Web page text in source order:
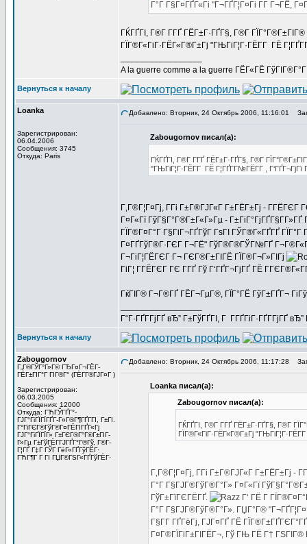
Г°Г Г§Г¤ГҐГ«Гі "Г¬ГҐГ¦Г¤Гі Г­Г Г¬ГЁ,
ГЌГҐГІ, Г®Г­ Г­ГҐ ГЁГ±Г·ГҐГ§, Г®Г­
ГЇГ®Г«ГіГ·ГЁГ«Г®Г±Гј "ГЊГіГ¦Г·ГЁГ­Г ГЁ
A la guerre comme a la guerre ГЁГ«ГЁ
Вернуться к началу
Loanka
Зарегистрирован:
06.04.2006
Сообщения: 3745
Откуда: Paris
Добавлено: Вторник, 24 Октябрь 2006, 11:16:01
Zabougornov писал(а):
ГЌГҐГІ, Г®Г­ Г­ГҐ ГЁГ±Г·ГҐГ§, Г®Г­
"ГЊГіГ¦Г·ГЁГ­Г ГЁ Г¦ГҐГ­Г№ГЁГ­Г , Г‘ГҐГ¬ГјГї
Г‚Г®Г¦Г¤Гј, Г­Гі Г±Г®ГЈГ«Г Г±ГЁГ±Гј -
Г¤Г«Гї ГўГ§Г°Г®Г±Г«Г»Гµ -
ГЇГ®Г¤Г°Г Г§ГіГ¬ГҐГўГ ГѕГІ ГЎГ®Г«ГҐГҐ
Г¤ГҐГўГ®Г·ГЄГ Г¬ГЁ" ГўГ®Г®ГЎГ№ГҐ
Г¬ГіГ¦ГЁГЄГ Г¬ ГЄГ®Г±ГІГЁ ГЇГ®Г¬Г»ГІГј
ГіГ¦ Г­ГЁГЄГ ГЄ Г­ГҐ Гў Г‘ГҐГ¬ГјГҐ ГЁ
ГќГІГ® Г¬Г®ГҐ ГЁГ¬ГµГ®, ГЇГ°ГЁ ГўГ±ГҐГ¬
Г“Г·ГҐГ­ГјГҐ вЂ” Г±ГўГҐГІ, Г Г­ГҐГіГ·ГҐГ­ГјГҐ
Вернуться к началу
Zabougornov
Г„Г®ГЎГ°Г»Г© ГЂГ¤Г¬ГЁГ­
ГЁГ±ГІГ°Г ГІГ®Г° (ГЁГ­Г®ГЈГ¤Г )
Зарегистрирован:
06.03.2005
Сообщения: 12000
Откуда: ГЋГЎГҐГ°-
ГЈГ°ГіГЇГЇГҐГ­-Г¤Г®Г¶ГҐГ­ГІ, Г±ГІ.
Г°ГіГЄГ®ГўГ®Г¤ГЁГІГҐГ«Гј
ГЈГ°ГіГЇГЇГ» Г±ГЄГ®Г°Г®Г±ГІГ­
Г»Гµ Г±ГўГЁГ­ГЈГҐГ°Г®Гў, Г®Г­
Г¦ГҐ Г‡Г ГЎГ ГёГ«ГҐГўГЁГ·
ГЋГ¶Г Г ГІ ГЏГ®ГЅГ«ГҐГўГЁГ·
Добавлено: Вторник, 24 Октябрь 2006, 11:17:28
Loanka писал(а):
Zabougornov писал(а):
ГЌГҐГІ, Г®Г­ Г­ГҐ ГЁГ±Г·ГҐГ§, Г®Г­
ГЇГ®Г«ГіГ·ГЁГ«Г®Г±Гј
Г‚Г®Г¦Г¤Гј, Г­Гі Г±Г®ГЈГ«Г Г±ГЁГ±Гј
Г°Г Г§ГЈГ®ГўГ®Г°Г» Г¤Г«Гї
ГўГ±ГїГЄГЁГҐ.
Г‘ ГЁ Г
Г°Г Г§ГЈГ®ГўГ®Г°Г». ГЏГ°Г®
Г§Г­Г ГҐГёГј, ГЈГ¤ГҐ ГЁ
Г¤Г®ГЇГіГ±ГІГЁГ¬, Гў ГЊ ГЁ Г† ГЅГІГ®